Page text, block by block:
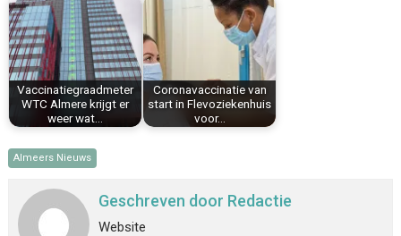
Vaccinatiegraadmeter
WTC Almere krijgt er
weer wat…
Coronavaccinatie van
start in Flevoziekenhuis
voor…
Almeers Nieuws
Geschreven door Redactie
Website